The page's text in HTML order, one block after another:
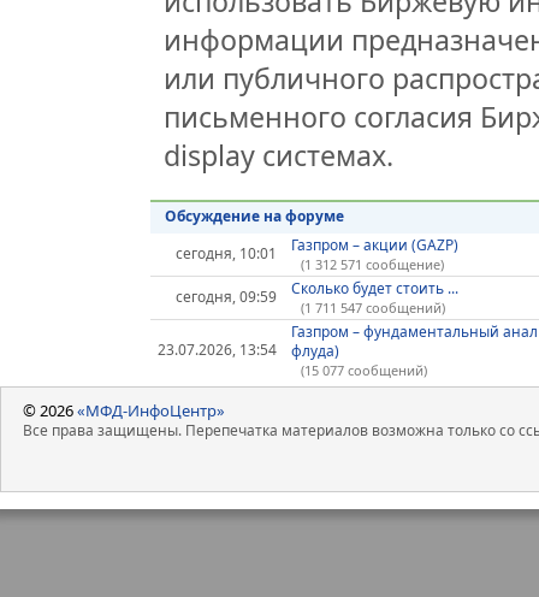
информации
или публичного
письменного согласия
display системах.
Обсуждение на форуме
сегодня, 10:01
Газпром – акции (GAZP)
(1 312 571 сообщение)
сегодня, 09:59 Сколько будет стоить ...
(1 711 547 сообщений)
23.07.2026, 13:54
Газпром – фундаментальный
флуда)
(15 077 сообщений)
© 2026«МФД-ИнфоЦентр»
Все права защищены. Перепечатка материалов возможна только со